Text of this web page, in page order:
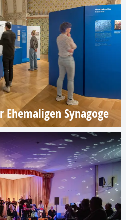
Ehemaligen Synagoge